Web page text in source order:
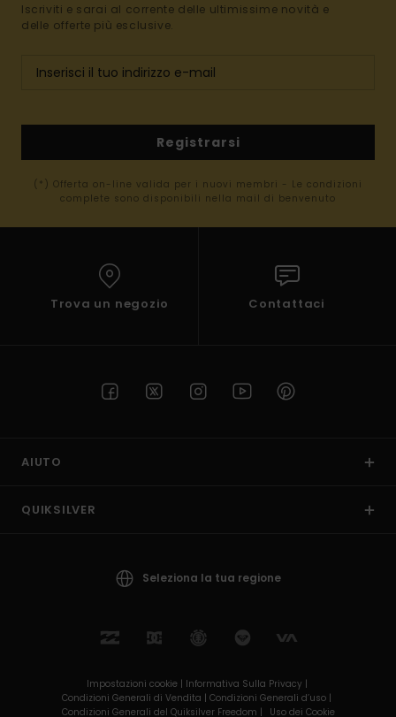
Iscriviti e sarai al corrente delle ultimissime novità e
delle offerte più esclusive.
Registrarsi
(*) Offerta on-line valida per i nuovi membri - Le condizioni
complete sono disponibili nella mail di benvenuto
Trova un negozio Contattaci
AIUTO
QUIKSILVER
Seleziona la tua regione
Impostazioni cookie | Informativa Sulla Privacy |
Condizioni Generali di Vendita | Condizioni Generali d’uso |
Condizioni Generali del Quiksilver Freedom |
Uso dei Cookie